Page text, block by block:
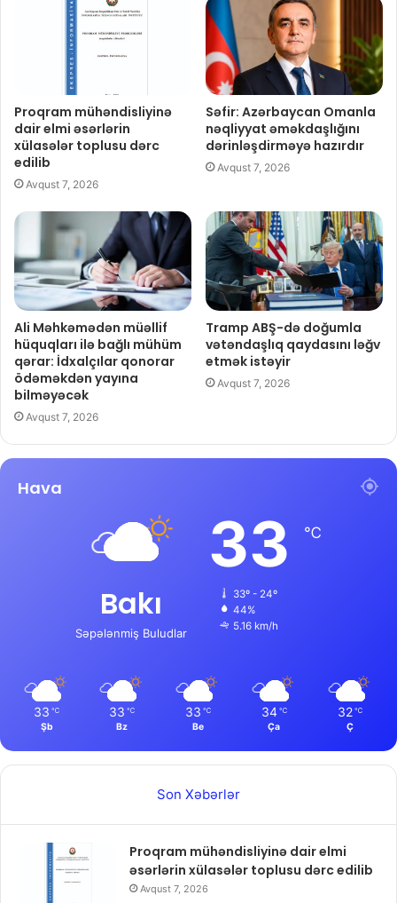
Proqram mühəndisliyinə
dair elmi əsərlərin
xülasələr toplusu dərc
edilib
Avqust 7, 2026
Səfir: Azərbaycan Omanla
nəqliyyat əməkdaşlığını
dərinləşdirməyə hazırdır
Avqust 7, 2026
Ali Məhkəmədən müəllif
hüquqları ilə bağlı mühüm
qərar: İdxalçılar qonorar
ödəməkdən yayına
bilməyəcək
Avqust 7, 2026
Tramp ABŞ-də doğumla
vətəndaşlıq qaydasını ləğv
etmək istəyir
Avqust 7, 2026
Hava
Bakı
Səpələnmiş Buludlar
33 ℃
33º - 24º
44%
5.16 km/h
33 ℃
Şb
33 ℃
Bz
33 ℃
Be
34 ℃
Ça
32 ℃
Ç
Son Xəbərlər
Proqram mühəndisliyinə dair elmi
əsərlərin xülasələr toplusu dərc edilib
Avqust 7, 2026